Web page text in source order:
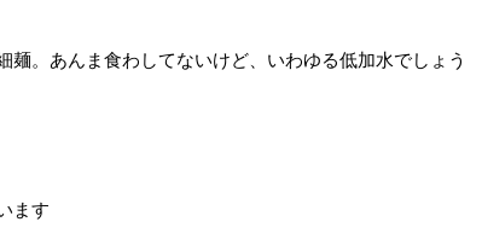
。あんま食わしてないけど、いわゆる低加水でしょう
ます